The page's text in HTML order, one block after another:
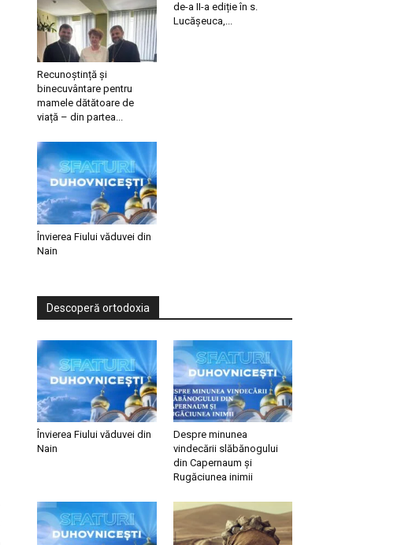
Recunoștință și
binecuvântare pentru
mamele dătătoare de
viață – din partea...
de-a II-a ediție în s.
Lucășeuca,...
Învierea Fiului văduvei din
Nain
Descoperă ortodoxia
Învierea Fiului văduvei din
Nain
Despre minunea
vindecării slăbănogului
din Capernaum și
Rugăciunea inimii